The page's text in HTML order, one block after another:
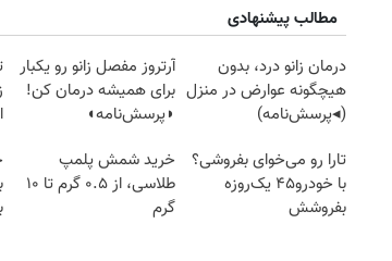
مطالب پیشنهادی
درمان زانو درد، بدون
هیچگونه عوارض در منزل
(◂پرسش‌نامه)
آرتروز مفصل زانو رو یکبار
برای همیشه درمان کن!
◗پرسش‌نامه◖
تارا رو می‌خوای بفروشی؟
با خودرو۴۵ یک‌روزه
بفروشش
خرید شمش پلمپ
طلاسی، از ۰.۵ گرم تا ۱۰
گرم